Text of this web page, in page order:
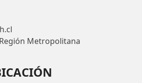
Metropolitana